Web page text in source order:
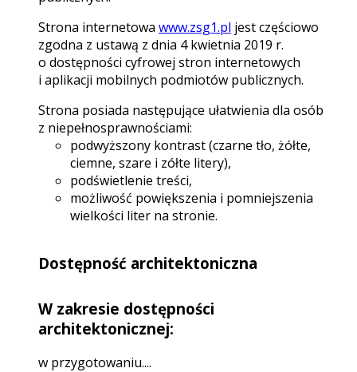
Strona internetowa www.zsg1.pl jest częściowo
zgodna z ustawą z dnia 4 kwietnia 2019 r.
o dostępności cyfrowej stron internetowych
i aplikacji mobilnych podmiotów publicznych.
Strona posiada następujące ułatwienia dla osób
z niepełnosprawnościami:
podwyższony kontrast (czarne tło, żółte,
ciemne, szare i zółte litery),
podświetlenie treści,
możliwość powiększenia i pomniejszenia
wielkości liter na stronie.
Dostępność architektoniczna
W zakresie dostępności
architektonicznej:
w przygotowaniu....